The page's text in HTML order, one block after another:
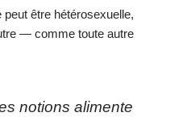
être hétérosexuelle,
— comme toute autre
notions alimente